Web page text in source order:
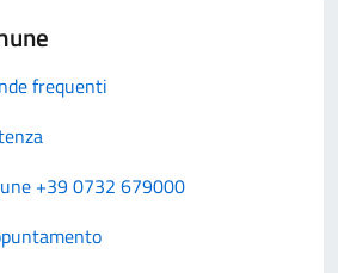
frequenti
+39 0732 679000